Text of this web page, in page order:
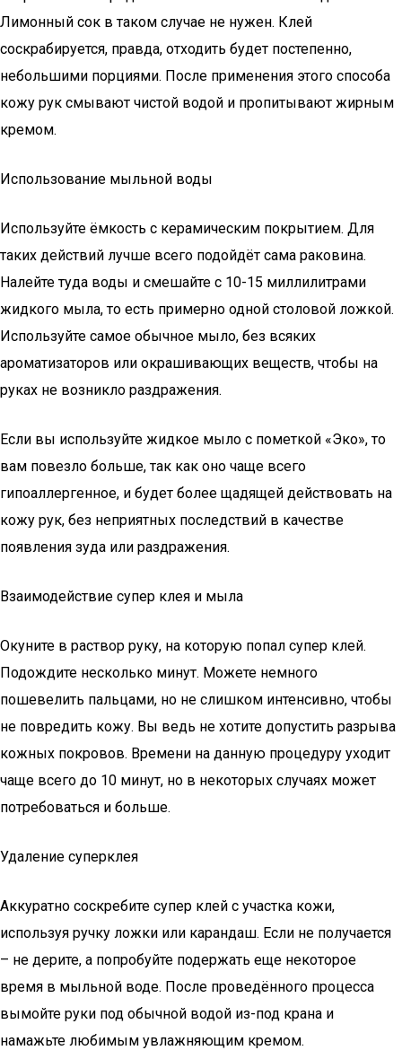
Лимонный сок в таком случае не нужен. Клей
соскрабируется, правда, отходить будет постепенно,
небольшими порциями. После применения этого способа
кожу рук смывают чистой водой и пропитывают жирным
кремом.
Использование мыльной воды
Используйте ёмкость с керамическим покрытием. Для
таких действий лучше всего подойдёт сама раковина.
Налейте туда воды и смешайте с 10-15 миллилитрами
жидкого мыла, то есть примерно одной столовой ложкой.
Используйте самое обычное мыло, без всяких
ароматизаторов или окрашивающих веществ, чтобы на
руках не возникло раздражения.
Если вы используйте жидкое мыло с пометкой «Эко», то
вам повезло больше, так как оно чаще всего
гипоаллергенное, и будет более щадящей действовать на
кожу рук, без неприятных последствий в качестве
появления зуда или раздражения.
Взаимодействие супер клея и мыла
Окуните в раствор руку, на которую попал супер клей.
Подождите несколько минут. Можете немного
пошевелить пальцами, но не слишком интенсивно, чтобы
не повредить кожу. Вы ведь не хотите допустить разрыва
кожных покровов. Времени на данную процедуру уходит
чаще всего до 10 минут, но в некоторых случаях может
потребоваться и больше.
Удаление суперклея
Аккуратно соскребите супер клей с участка кожи,
используя ручку ложки или карандаш. Если не получается
– не дерите, а попробуйте подержать еще некоторое
время в мыльной воде. После проведённого процесса
вымойте руки под обычной водой из-под крана и
намажьте любимым увлажняющим кремом.